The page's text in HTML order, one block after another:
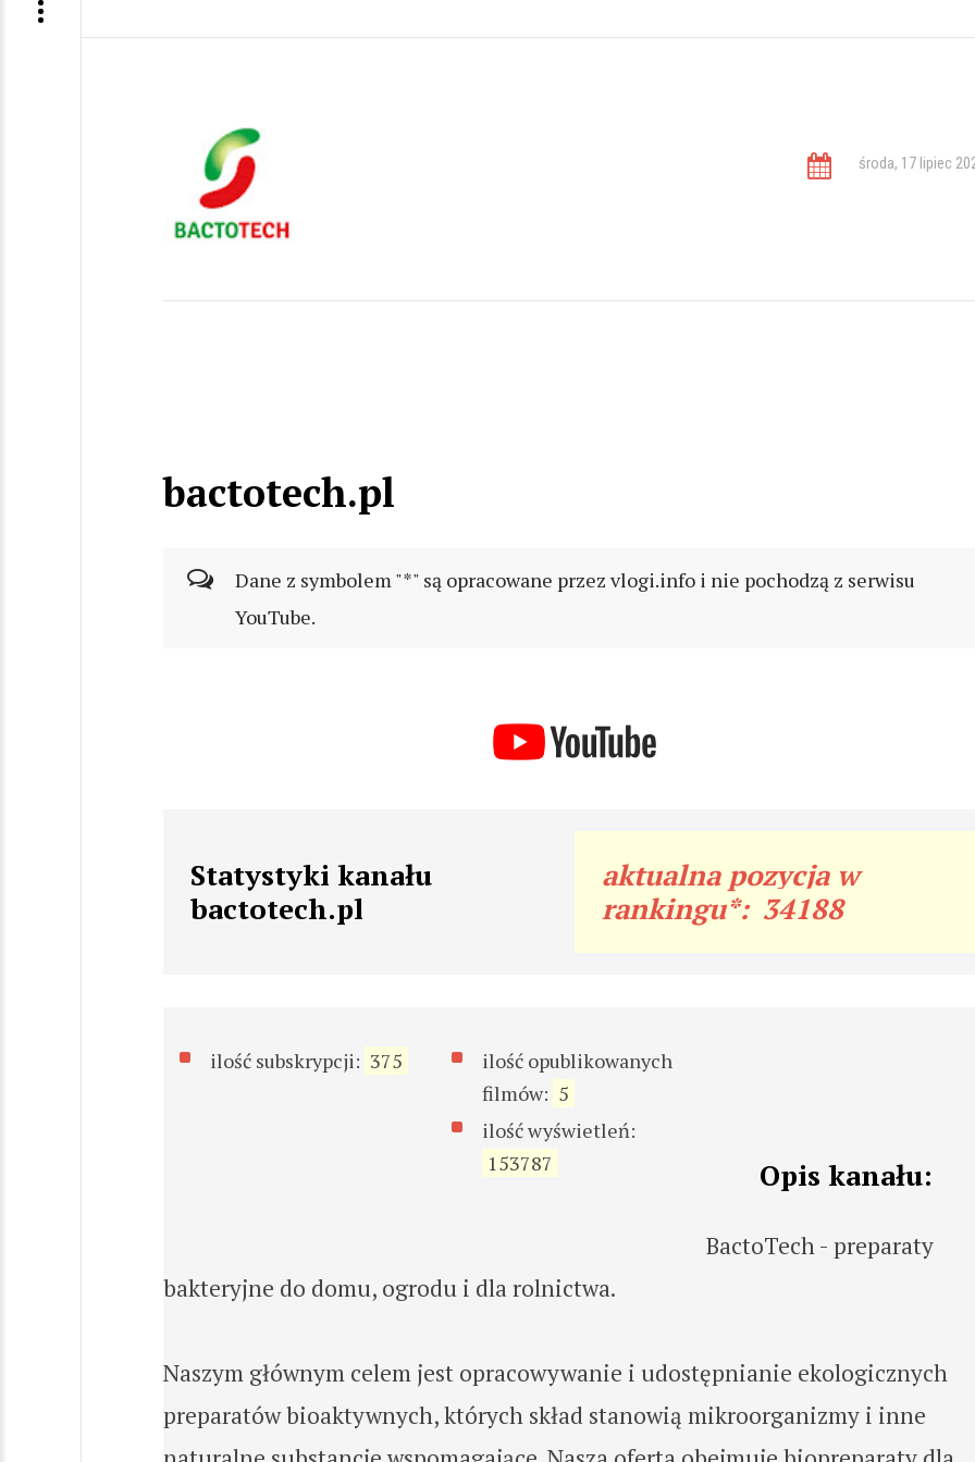
środa, 17 lipiec
bactotech.pl
Dane z symbolem "*" są opracowane przez vlogi.info i nie pochodzą z serwisu
YouTube.
Statystyki kanału
bactotech.pl
aktualna pozycja w
rankingu*: 34188
ilość subskrypcji: 375
ilość opublikowanych
filmów: 5
ilość wyświetleń:
153787
Opis kanału:
BactoTech - preparaty
bakteryjne do domu, ogrodu i dla rolnictwa.
Naszym głównym celem jest opracowywanie i udostępnianie ekologicznych
preparatów bioaktywnych, których skład stanowią mikroorganizmy i inne